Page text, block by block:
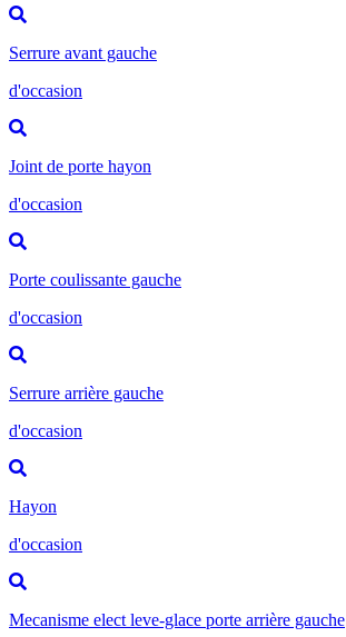
Serrure avant gauche
d'occasion
Joint de porte hayon
d'occasion
Porte coulissante gauche
d'occasion
Serrure arrière gauche
d'occasion
Hayon
d'occasion
Mecanisme elect leve-glace porte arrière gauche